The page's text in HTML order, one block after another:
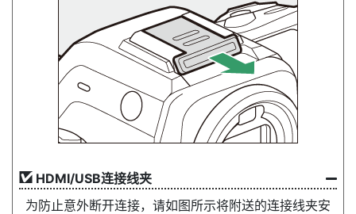
HDMI/USB连接线夹
为防止意外断开连接，请如图所示将附送的连接线夹安